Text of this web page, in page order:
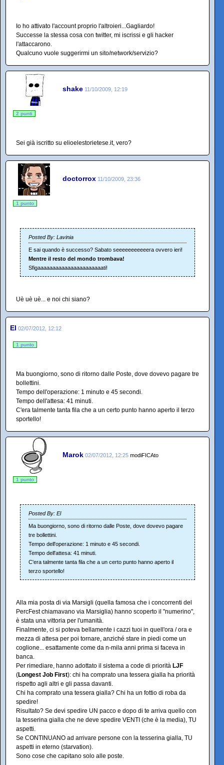
Io ho attivato l'account proprio l'altroieri...Gagliardo!
Successe la stessa cosa con twitter, mi iscrissi e gli hacker
l'attaccarono.
Qualcuno vuole suggerirmi un sito/network/servizio?
shake 11/10/2009, 12:19
2 punti
Sei già iscritto su elioelestorietese.it, vero?
doctorrox 11/10/2009, 23:36
1 punto
Posted By: Lavinia
E sai quando è successo? Sabato seeeeeeeeeeera ovvero ieri!
Mentre il resto del mondo trombava!
Sfigaaaaaaaaaaaaaaaaaaaaaati!
Uè uè uè... e noi chi siano?
El 02/07/2012, 12:12
1 punto
Ma buongiorno, sono di ritorno dalle Poste, dove dovevo pagare tre
bollettini.
Tempo dell'operazione: 1 minuto e 45 secondi.
Tempo dell'attesa: 41 minuti.
C'era talmente tanta fila che a un certo punto hanno aperto il terzo
sportello!
Marok 02/07/2012, 12:25 modiFICAto
1 punto
Posted By: El
Ma buongiorno, sono di ritorno dalle Poste, dove dovevo pagare
tre bollettini.
Tempo dell'operazione: 1 minuto e 45 secondi.
Tempo dell'attesa: 41 minuti.
C'era talmente tanta fila che a un certo punto hanno aperto il
terzo sportello!
Alla mia posta di via Marsigli (quella famosa che i concorrenti del
PercFest chiamavano via Marsiglia) hanno scoperto il "numerino",
è stata una vittoria per l'umanità.
Finalmente, ci si poteva bellamente i cazzi tuoi in quell'ora / ora e
mezza di attesa per poi tornare, anziché stare in piedi come un
coglione... esattamente come da n-mila anni prima si faceva in
banca.
Per rimediare, hanno adottato il sistema a code di priorità LJF
(Longest Job First): chi ha comprato una tessera gialla ha priorità
rispetto agli altri e gli passa davanti.
Chi ha comprato una tessera gialla? Chi ha un fottio di roba da
spedire!
Risultato? Se devi spedire UN pacco e dopo di te arriva quello con
la tesserina gialla che ne deve spedire VENTI (che è la media), TU
aspetti.
Se CONTINUANO ad arrivare persone con la tesserina gialla, TU
aspetti in eterno (starvation).
Sono cose che capitano solo alle poste.